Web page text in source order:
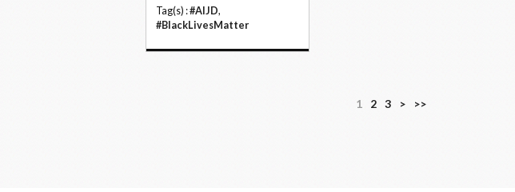
Tag(s) :#AIJD,
#BlackLivesMatter
1 2 3 > >>